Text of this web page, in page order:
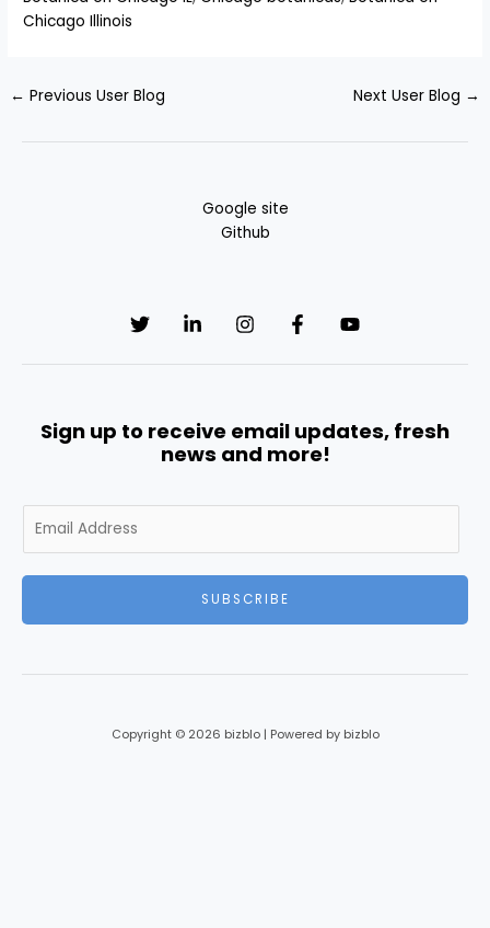
Chicago Illinois
← Previous User Blog Next User Blog →
Google site
Github
Sign up to receive email updates, fresh
news and more!
m
SUBSCRIBE
Copyright © 2026 bizblo | Powered by bizblo